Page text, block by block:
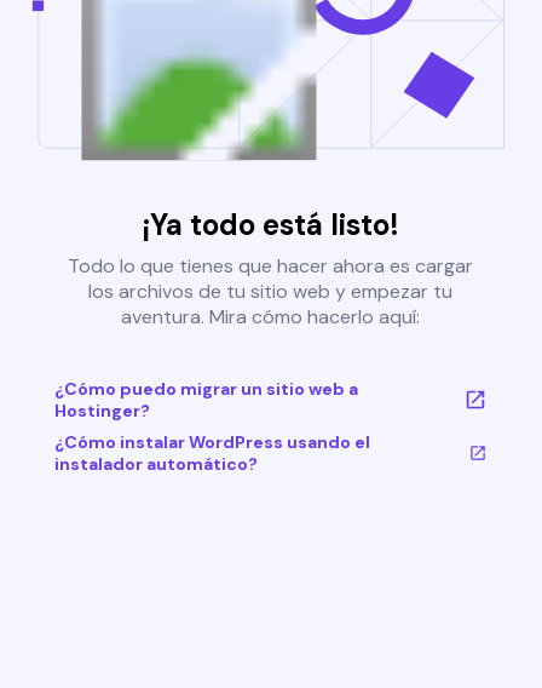
¡Ya todo está listo!
Todo lo que tienes que hacer ahora es cargar
los archivos de tu sitio web y empezar tu
aventura. Mira cómo hacerlo aquí:
¿Cómo puedo migrar un sitio web a
Hostinger?
¿Cómo instalar WordPress usando el
instalador automático?